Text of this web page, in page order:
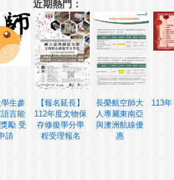
生參
言能
勵 受
請
近期熱門：
【報名延長】
112年度文物保
存修復學分學
程受理報名
長榮航空師大
人專屬東南亞
與澳洲航線優
惠
113